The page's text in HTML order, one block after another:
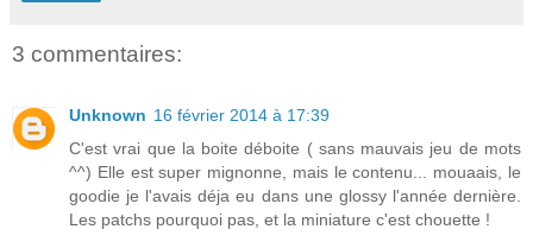
3 commentaires:
Unknown 16 février 2014 à 17:39
C'est vrai que la boite déboite ( sans mauvais jeu de mots
^^) Elle est super mignonne, mais le contenu... mouaais, le
goodie je l'avais déja eu dans une glossy l'année dernière.
Les patchs pourquoi pas, et la miniature c'est chouette !